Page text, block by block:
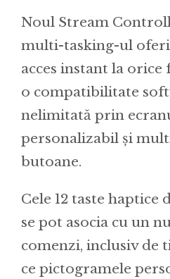
Noul Stream
multi-tasking-ul
acces instant la
o compatibilitate
nelimitată prin
personalizabil și
butoane.
Cele 12 taste haptice
se pot asocia cu un
comenzi, inclusiv de
ce pictogramele